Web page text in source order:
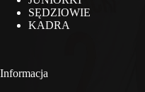
SĘDZIOWIE
KADRA
Informacja